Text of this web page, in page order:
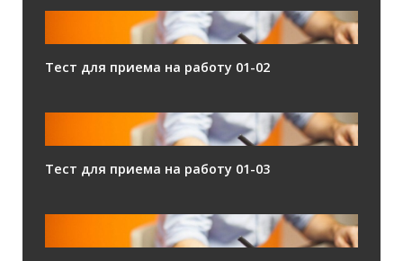
Тест для приема на работу 01-02
Тест для приема на работу 01-03